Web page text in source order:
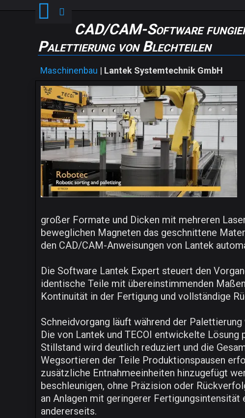
CAD/CAM-Software
Palettierung von Blechteilen
Maschinenbau | Lantek Systemtechnik GmbH
großer Formate und Dicken mit mehreren
beweglichen Magneten das geschnittene
den CAD/CAM-Anweisungen von Lantek
Die Software Lantek Expert steuert den
identische Teile mit übereinstimmenden
Kontinuität in der Fertigung und vollständige
Schneidvorgang läuft während der
Die von Lantek und TECOI entwickelte
Stillstand wird deutlich reduziert und die
Wegsortieren der Teile Produktionspausen
zusätzliche Entnahmeeinheiten hinzugefügt
beschleunigen, ohne Präzision oder
an Anlagen mit geringerer
andererseits.